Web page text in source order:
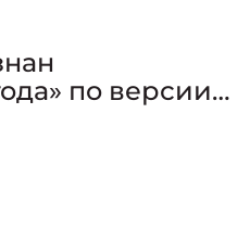
по версии